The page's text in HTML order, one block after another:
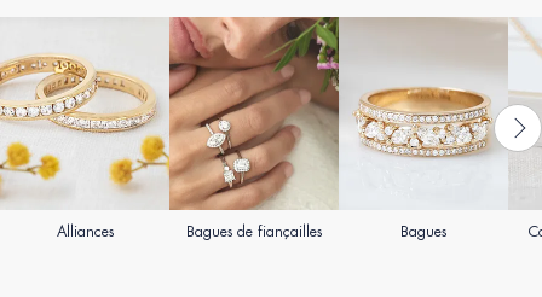
Alliances Bagues de fiançailles Bagues